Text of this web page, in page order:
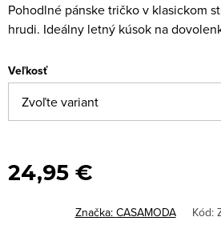
Pohodlné pánske tričko v klasickom
hrudi. Ideálny letný kúsok na
Veľkosť
24,95 €
Značka: CASAMODA Kód: